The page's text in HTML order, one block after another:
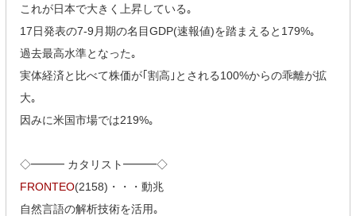
これが日本で大きく上昇している｡
17日発表の7-9月期の名目GDP(速報値)を踏まえると179%｡
過去最高水準となった｡
実体経済と比べて株価が｢割高｣とされる100%からの乖離が拡
大｡
因みに米国市場では219%｡
◇━━━ カタリスト━━━◇
FRONTEO(2158)・・・動兆
自然言語の解析技術を活用｡